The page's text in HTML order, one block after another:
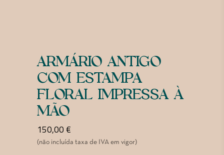
ARMÁRIO ANTIGO
COM ESTAMPA
FLORAL IMPRESSA À
MÃO
150,00 €
(não incluída taxa de IVA em vigor)